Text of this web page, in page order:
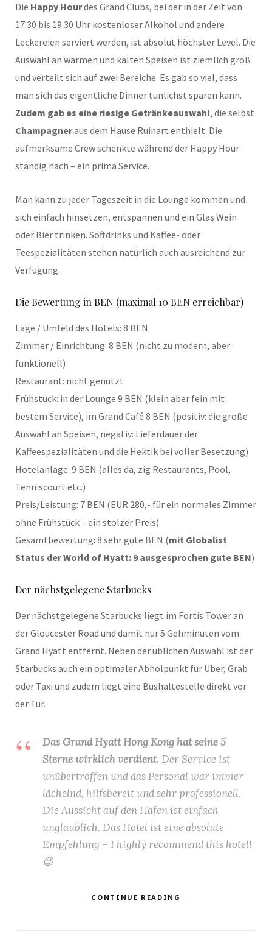
Die Happy Hourdes Grand Clubs, bei der in der Zeit von
17:30 bis 19:30 Uhr kostenloser Alkohol und andere
Leckereien serviert werden, ist absolut höchster Level. Die
Auswahl an warmen und kalten Speisen ist ziemlich groß
und verteilt sich auf zwei Bereiche. Es gab so viel, dass
man sich das eigentliche Dinner tunlichst sparen kann.
Zudem gab es eine riesige Getränkeauswahl, die selbst
Champagneraus dem Hause Ruinart enthielt. Die
aufmerksame Crew schenkte während der Happy Hour
ständig nach – ein prima Service.
Man kann zu jeder Tageszeit in die Lounge kommen und
sich einfach hinsetzen, entspannen und ein Glas Wein
oder Bier trinken. Softdrinks und Kaffee- oder
Teespezialitäten stehen natürlich auch ausreichend zur
Verfügung.
Die Bewertung in BEN (maximal 10 BEN erreichbar)
Lage / Umfeld des Hotels: 8 BEN
Zimmer / Einrichtung: 8 BEN (nicht zu modern, aber
funktionell)
Restaurant: nicht genutzt
Frühstück: in der Lounge 9 BEN (klein aber fein mit
bestem Service), im Grand Café 8 BEN (positiv: die große
Auswahl an Speisen, negativ: Lieferdauer der
Kaffeespezialitäten und die Hektik bei voller Besetzung)
Hotelanlage: 9 BEN (alles da, zig Restaurants, Pool,
Tenniscourt etc.)
Preis/Leistung: 7 BEN (EUR 280,- für ein normales Zimmer
ohne Frühstück – ein stolzer Preis)
Gesamtbewertung: 8 sehr gute BEN (mit Globalist
Status der World of Hyatt: 9 ausgesprochen gute BEN)
Der nächstgelegene Starbucks
Der nächstgelegene Starbucks liegt im Fortis Tower an
der Gloucester Road und damit nur 5 Gehminuten vom
Grand Hyatt entfernt. Neben der üblichen Auswahl ist der
Starbucks auch ein optimaler Abholpunkt für Uber, Grab
oder Taxi und zudem liegt eine Bushaltestelle direkt vor
der Tür.
Das Grand Hyatt Hong Kong hat seine 5
Sterne wirklich verdient. Der Service ist
unübertroffen und das Personal war immer
lächelnd, hilfsbereit und sehr professionell.
Die Aussicht auf den Hafen ist einfach
unglaublich. Das Hotel ist eine absolute
Empfehlung – I highly recommend this hotel!
😉
CONTINUE READING